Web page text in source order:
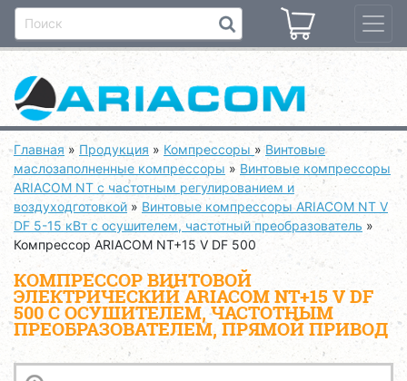
Главная » Продукция » Компрессоры » Винтовые
маслозаполненные компрессоры » Винтовые компрессоры
ARIACOM NT с частотным регулированием и
воздуходготовкой » Винтовые компрессоры ARIACOM NT V
DF 5-15 кВт с осушителем, частотный преобразователь »
Компрессор ARIACOM NT+15 V DF 500
КОМПРЕССОР ВИНТОВОЙ
ЭЛЕКТРИЧЕСКИЙ ARIACOM NT+15 V DF
500 С ОСУШИТЕЛЕМ, ЧАСТОТНЫМ
ПРЕОБРАЗОВАТЕЛЕМ, ПРЯМОЙ ПРИВОД